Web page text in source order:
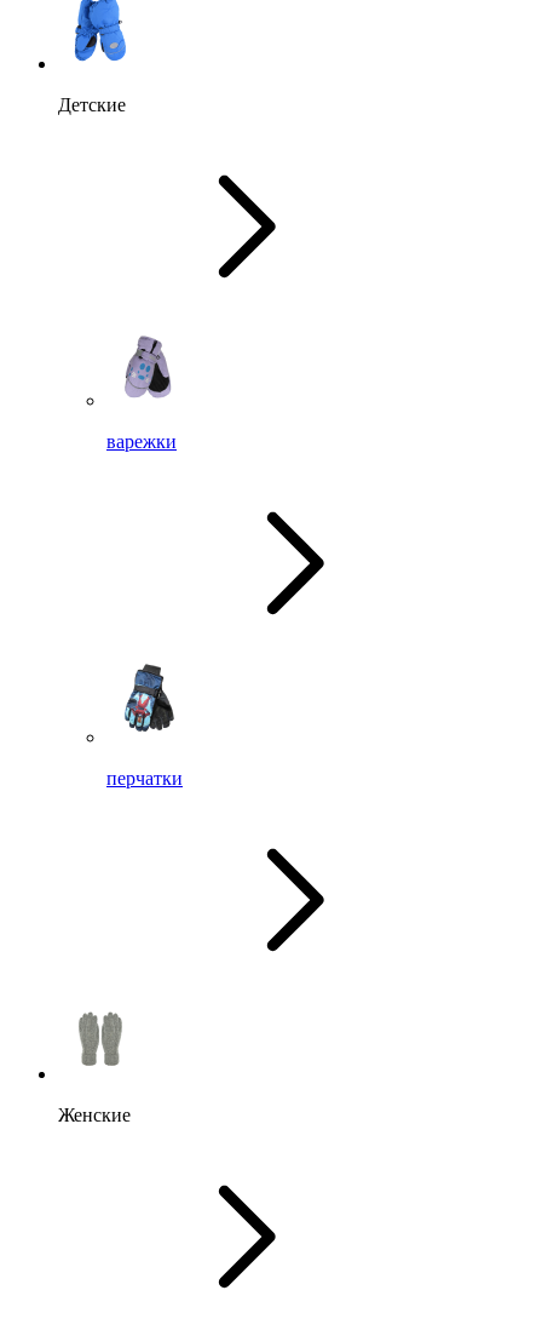
Детские
варежки
перчатки
Женские